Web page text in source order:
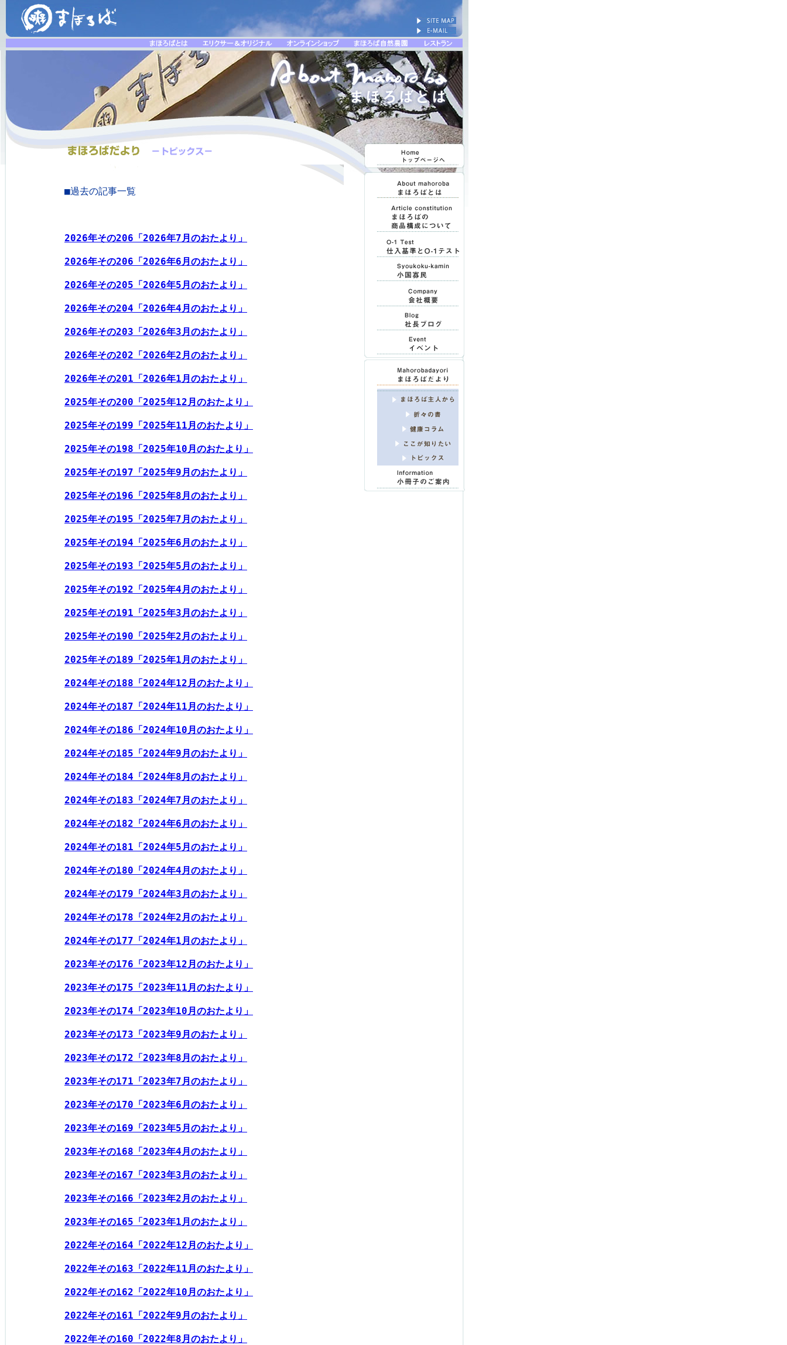
■過去の記事一覧
2026年その206「2026年7月のおたより」
2026年その206「2026年6月のおたより 」
2026年その205「2026年5月のおたより」
2026年その204「2026年4月のおたより」
2026年その203「2026年3月のおたより」
2026年その202「2026年2月のおたより」
2026年その201「2026年1月のおたより」
2025年その200「2025年12月のおたより」
2025年その199「2025年11月のおたより」
2025年その198「2025年10月のおたより」
2025年その197「2025年9月のおたより」
2025年その196「2025年8月のおたより」
2025年その195「2025年7月のおたより」
2025年その194「2025年6月のおたより」
2025年その193「2025年5月のおたより」
2025年その192「2025年4月のおたより」
2025年その191「2025年3月のおたより」
2025年その190「2025年2月のおたより」
2025年その189「2025年1月のおたより」
2024年その188「2024年12月のおたより」
2024年その187「2024年11月のおたより」
2024年その186「2024年10月のおたより」
2024年その185「2024年9月のおたより」
2024年その184「2024年8月のおたより」
2024年その183「2024年7月のおたより」
2024年その182「2024年6月のおたより」
2024年その181「2024年5月のおたより」
2024年その180「2024年4月のおたより」
2024年その179「2024年3月のおたより」
2024年その178「2024年2月のおたより」
2024年その177「2024年1月のおたより」
2023年その176「2023年12月のおたより」
2023年その175「2023年11月のおたより」
2023年その174「2023年10月のおたより」
2023年その173「2023年9月のおたより」
2023年その172「2023年8月のおたより」
2023年その171「2023年7月のおたより」
2023年その170「2023年6月のおたより」
2023年その169「2023年5月のおたより」
2023年その168「2023年4月のおたより」
2023年その167「2023年3月のおたより」
2023年その166「2023年2月のおたより」
2023年その165「2023年1月のおたより」
2022年その164「2022年12月のおたより」
2022年その163「2022年11月のおたより」
2022年その162「2022年10月のおたより」
2022年その161「2022年9月のおたより」
2022年その160「2022年8月のおたより」